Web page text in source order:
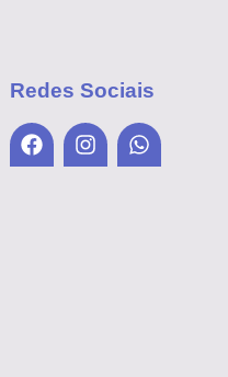
Redes Sociais